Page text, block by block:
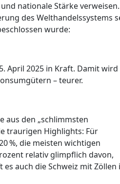
nationale Stärke verweisen.
des Welthandelssystems
wurde:
April 2025 in Kraft. Damit wird
– teurer.
aus den „schlimmsten
traurigen Highlights: Für
%, die meisten wichtigen
relativ glimpflich davon,
auch die Schweiz mit Zöllen